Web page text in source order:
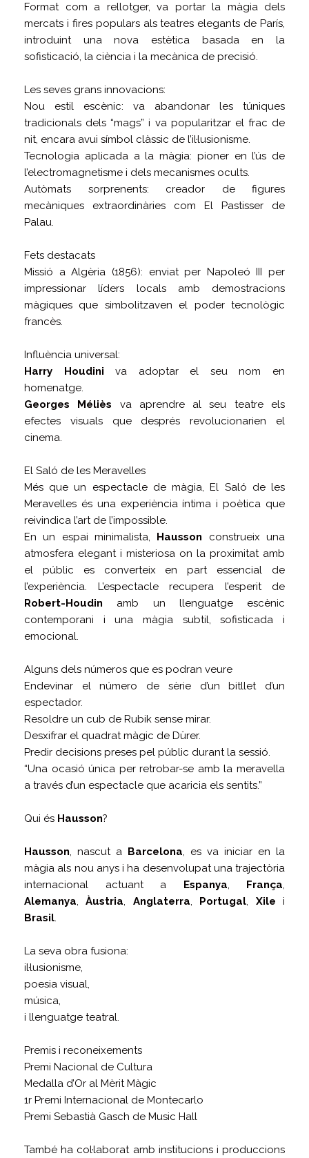
Format com a rellotger, va portar la màgia dels
mercats i fires populars als teatres elegants de París,
introduint una nova estètica basada en la
sofisticació, la ciència i la mecànica de precisió.
Les seves grans innovacions:
Nou estil escènic: va abandonar les túniques
tradicionals dels “mags” i va popularitzar el frac de
nit, encara avui símbol clàssic de l’il·lusionisme.
Tecnologia aplicada a la màgia: pioner en l’ús de
l’electromagnetisme i dels mecanismes ocults.
Autòmats sorprenents: creador de figures
mecàniques extraordinàries com El Pastisser de
Palau.
Fets destacats
Missió a Algèria (1856): enviat per Napoleó III per
impressionar líders locals amb demostracions
màgiques que simbolitzaven el poder tecnològic
francès.
Influència universal:
Harry Houdini va adoptar el seu nom en
homenatge.
Georges Méliès va aprendre al seu teatre els
efectes visuals que després revolucionarien el
cinema.
El Saló de les Meravelles
Més que un espectacle de màgia, El Saló de les
Meravelles és una experiència íntima i poètica que
reivindica l’art de l’impossible.
En un espai minimalista, Hausson construeix una
atmosfera elegant i misteriosa on la proximitat amb
el públic es converteix en part essencial de
l’experiència. L’espectacle recupera l’esperit de
Robert-Houdin amb un llenguatge escènic
contemporani i una màgia subtil, sofisticada i
emocional.
Alguns dels números que es podran veure
Endevinar el número de sèrie d’un bitllet d’un
espectador.
Resoldre un cub de Rubik sense mirar.
Desxifrar el quadrat màgic de Dürer.
Predir decisions preses pel públic durant la sessió.
“Una ocasió única per retrobar-se amb la meravella
a través d’un espectacle que acaricia els sentits.”
Qui és Hausson?
Hausson, nascut a Barcelona, es va iniciar en la
màgia als nou anys i ha desenvolupat una trajectòria
internacional actuant a Espanya, França,
Alemanya,Àustria, Anglaterra, Portugal, Xile i
Brasil.
La seva obra fusiona:
il·lusionisme,
poesia visual,
música,
i llenguatge teatral.
Premis i reconeixements
Premi Nacional de Cultura
Medalla d’Or al Mèrit Màgic
1r Premi Internacional de Montecarlo
Premi Sebastià Gasch de Music Hall
També ha col·laborat amb institucions i produccions